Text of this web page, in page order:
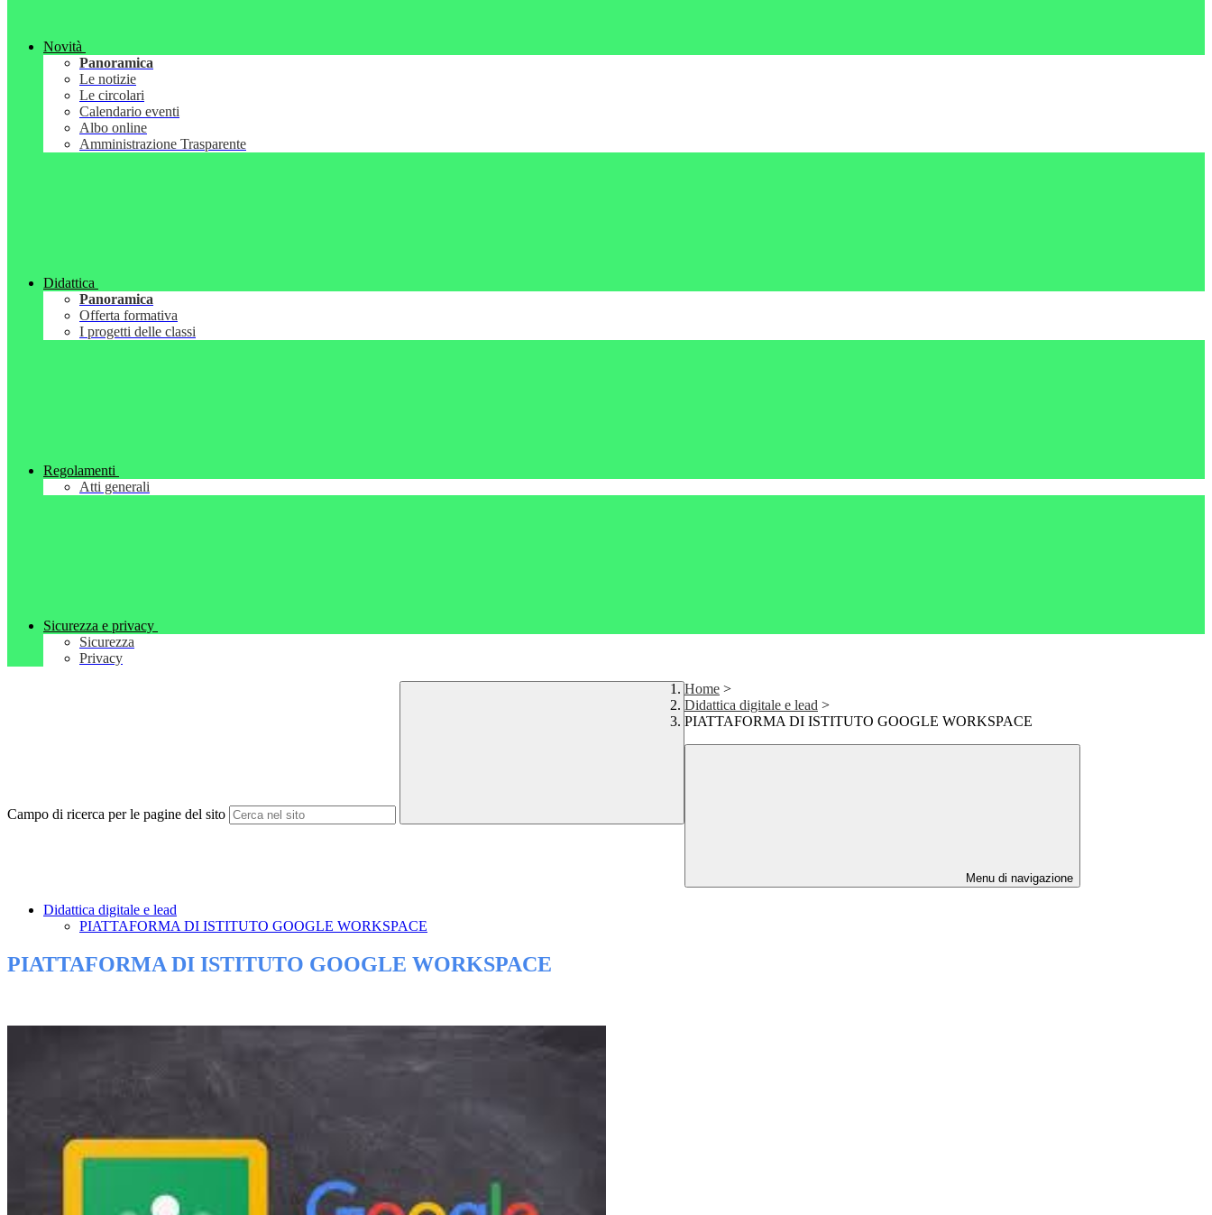
Novità
Panoramica
Le notizie
Le circolari
Calendario eventi
Albo online
Amministrazione Trasparente
Didattica
Panoramica
Offerta formativa
I progetti delle classi
Regolamenti
Atti generali
Sicurezza e privacy
Sicurezza
Privacy
Campo di ricerca per le pagine del sito
Home >
Didattica digitale e lead >
PIATTAFORMA DI ISTITUTO GOOGLE WORKSPACE
Menu di navigazione
Didattica digitale e lead
PIATTAFORMA DI ISTITUTO GOOGLE WORKSPACE
PIATTAFORMA DI ISTITUTO GOOGLE WORKSPACE